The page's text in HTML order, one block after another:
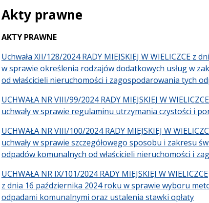
Akty prawne
Treść
AKTY PRAWNE
Uchwała XII/128/2024 RADY MIEJSKIEJ W WIELICZCE z
w sprawie określenia rodzajów dodatkowych usług w
od właścicieli nieruchomości i zagospodarowania tych
UCHWAŁA NR VIII/99/2024 RADY MIEJSKIEJ W
uchwały w sprawie regulaminu utrzymania czystości i
UCHWAŁA NR VIII/100/2024 RADY MIEJSKIEJ W
uchwały w sprawie szczegółowego sposobu i zakresu
odpadów komunalnych od właścicieli nieruchomości i
UCHWAŁA NR IX/101/2024 RADY MIEJSKIEJ W WIELICZCE
z dnia 16 października 2024 roku w sprawie wyboru
odpadami komunalnymi oraz ustalenia stawki opłaty